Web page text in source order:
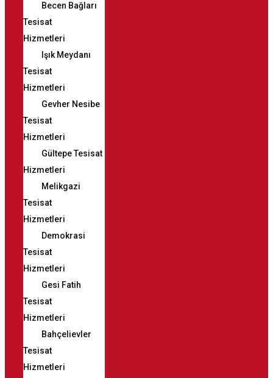
Becen Bağları
Tesisat
Hizmetleri
Işık Meydanı
Tesisat
Hizmetleri
Gevher Nesibe
Tesisat
Hizmetleri
Gültepe Tesisat
Hizmetleri
Melikgazi
Tesisat
Hizmetleri
Demokrasi
Tesisat
Hizmetleri
Gesi Fatih
Tesisat
Hizmetleri
Bahçelievler
Tesisat
Hizmetleri